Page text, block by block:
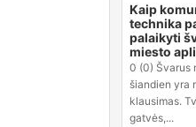
Kaip
technika
palaikyti
miesto
0 (0) Švarus
šiandien yra
klausimas.
gatvės,...